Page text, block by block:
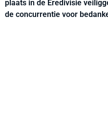
plaats in de Eredivisie
de concurrentie voor